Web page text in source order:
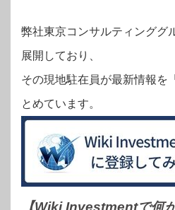
弊社東京コンサルティンググ
展開しており、
その現地駐在員が最新情報を
とめています。
【Wiki Investmentで何